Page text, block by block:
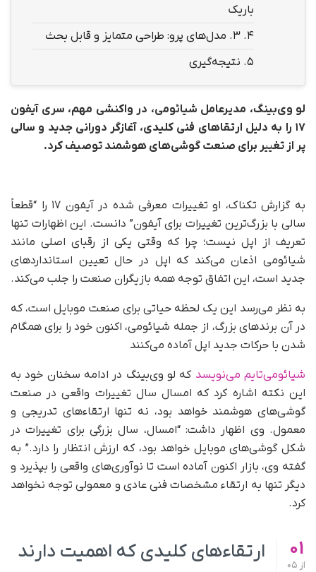
باریک
4. ۳. مدل‌های پرو: طراحی متمایز و قابل بحث
5. نتیجه‌گیری
لو وی‌بینگ، مدیرعامل شیائومی، در واکنشی مهم، سری آیفون
۱۷ را به دلیل ارتقاهای فنی کلیدی، آغازگر دورانی جدید و سالی
پر از تغییر برای صنعت گوشی‌های هوشمند توصیف کرد.
به گزارش تکناک، او تغییرات معرفی شده در آیفون ۱۷ را “قطعاً
سالی با بزرگ‌ترین تغییرات برای آیفون” دانست. این اظهارات تنها
تعریف از اپل نیست؛ چرا که وقتی یکی از رقبای اصلی مانند
شیائومی اذعان می‌کند که اپل در حال تعیین استانداردهای
جدید است، این اتفاق توجه همه بازیگران صنعت را جلب می‌کند.
به نظر می‌رسد این یک لحظه حیاتی برای صنعت موبایل است، که
در آن برندهای بزرگ، از جمله شیائومی، اکنون خود را برای همگام
شدن با حرکات جدید اپل آماده می‌کنند
شیائومی‌تایم می‌نویسد که لو وی‌بینگ در ادامه سخنان خود به
این نکته اشاره کرد که امسال سال تغییرات واقعی در صنعت
گوشی‌های هوشمند خواهد بود، نه تنها ارتقاءهای تدریجی و
معمول. وی اظهار داشت: “امسال، سال بزرگی برای تغییرات در
شکل گوشی‌های موبایل خواهد بود، که ارزش انتظار را دارد.” به
گفته وی، بازار اکنون آماده است تا نوآوری‌های واقعی را بپذیرد و
دیگر تنها به ارتقاء مشخصات فنی عادی و معمولی توجه نخواهد
کرد.
01
از
ارتقاءهای کلیدی که اهمیت دارند